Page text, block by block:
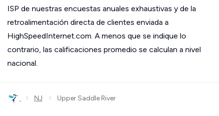
ISP de nuestras encuestas anuales exhaustivas y de la
retroalimentación directa de clientes enviada a
HighSpeedInternet.com. A menos que se indique lo
contrario, las calificaciones promedio se calculan a nivel
nacional.
› NJ › Upper Saddle River